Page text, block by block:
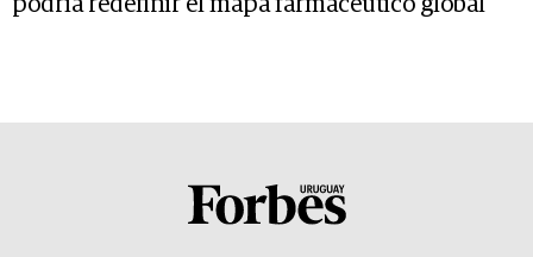
podría redefinir el mapa farmacéutico global